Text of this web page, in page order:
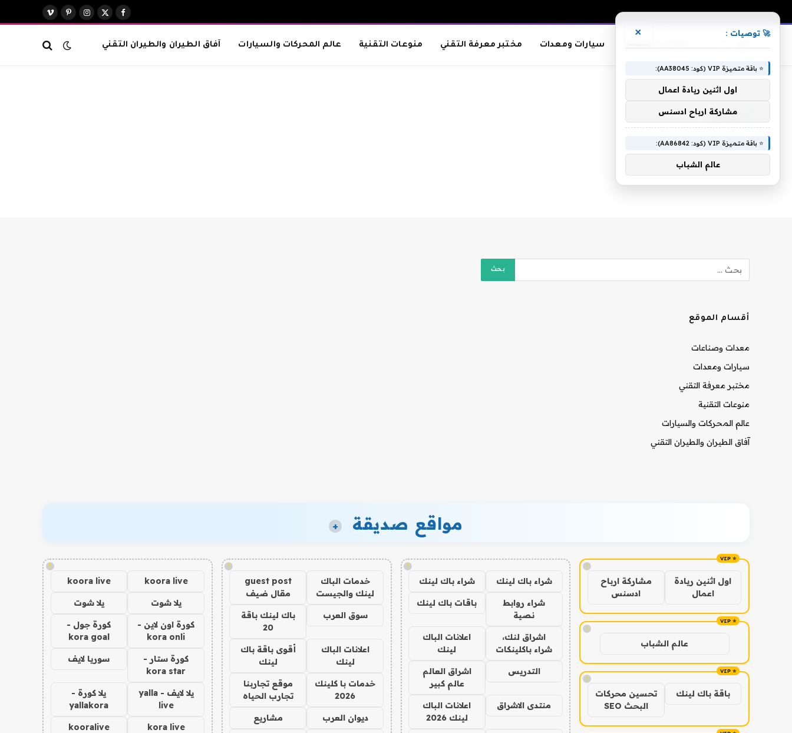
فيسبوك
X
الانستغرامبينتيريست
فيميو
سيارات ومعدات مختبر معرفة التقني منوعات التقنية عالم المحركات والسيارات آفاق الطيران والطيران التقني
وتتخلى
أقسام الموقع
معدات وصناعات
سيارات ومعدات
مختبر معرفة التقني
منوعات التقنية
عالم المحركات والسيارات
آفاق الطيران والطيران التقني
مواقع صديقة +
!
اول اثنين ريادة
اعمال
مشاركة ارباح
ادسنس
!
عالم الشباب
!
باقة باك لينك
تحسين محركات
البحث SEO
!
شراء باك لينك شراء باك لينك
شراء روابط
نصية
باقات باك لينك
اشراق لنك،
شراء باكلينكات
اعلانات الباك
لينك
التدريس
اشراق العالم
عالم كبير
منتدى الاشراق
اعلانات الباك
لينك 2026
!
خدمات الباك
لينك والجيست
guest post
مقال ضيف
سوق العرب
باك لينك باقة
20
اعلانات الباك
لينك
أقوى باقة باك
لينك
خدمات با كلينك
2026
موقع تجاربنا
تجارب الحياه
ديوان العرب مشاريع
!
koora live
koora live
يلا شوت يلا شوت
كورة اون لاين -
kora onli
كورة جول -
kora goal
كورة ستار -
kora star
سوريا لايف
يلا لايف - yalla
live
يلا كورة -
yallakora
kora live
kooralive
🚀 توصيات : ×
⭐ باقة متميزة VIP (كود: AA38045):
اول اثنين ريادة اعمال
مشاركة ارباح ادسنس
⭐ باقة متميزة VIP (كود: AA86842):
عالم الشباب